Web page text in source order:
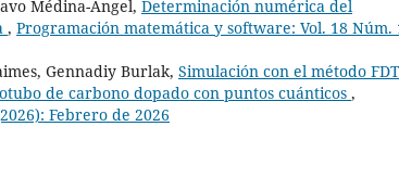
Médina-Ángel, Determinación numérica del
, Programación matemática y software: Vol. 18 Núm.
Gennadiy Burlak, Simulación con el método
de carbono dopado con puntos cuánticos ,
Febrero de 2026